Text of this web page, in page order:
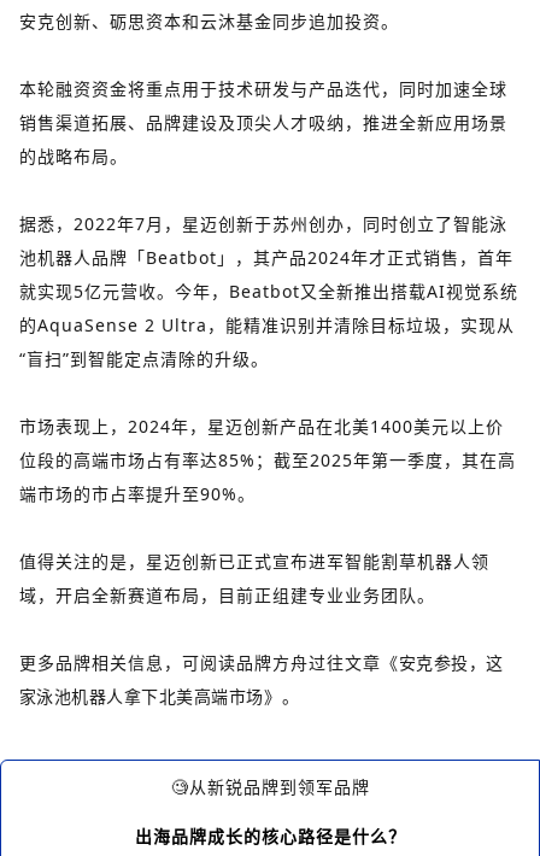
安克创新、砺思资本和云沐基金同步追加投资。
本轮融资资金将重点用于技术研发与产品迭代，同时加速全球
销售渠道拓展、品牌建设及顶尖人才吸纳，推进全新应用场景
的战略布局。
据悉，2022年7月，星迈创新于苏州创办，同时创立了智能泳
池机器人品牌「Beatbot」，其产品2024年才正式销售，首年
就实现5亿元营收。今年，Beatbot又全新推出搭载AI视觉系统
的AquaSense 2 Ultra，能精准识别并清除目标垃圾，实现从
“盲扫”到智能定点清除的升级。
市场表现上，2024年，星迈创新产品在北美1400美元以上价
位段的高端市场占有率达85%；截至2025年第一季度，其在高
端市场的市占率提升至90%。
值得关注的是，星迈创新已正式宣布进军智能割草机器人领
域，开启全新赛道布局，目前正组建专业业务团队。
更多品牌相关信息，可阅读品牌方舟过往文章 《安克参投，这
家泳池机器人拿下北美高端市场》 。
🧐从新锐品牌到领军品牌
出海品牌成长的核心路径是什么？